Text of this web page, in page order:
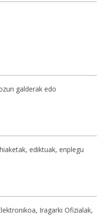
galderak edo
ediktuak, enplegu
Iragarki Ofizialak,